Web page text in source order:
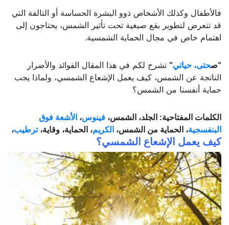
فالأطفال وكذلك الأشخاص ذوو البشرة الحساسة أو التالفة التي
قد تتعرض لتطوير بقع صبغية تحت تأثير الشمس، يحتاجون إلى
اهتمام خاص في مجال الحماية الشمسية.
“صحتى، حياتي“ تشرح لكم في هذا المقال الفوائد والأضرار
الناتجة عن الشمس، كيف يعمل الإشعاع الشمسي، ولماذا يجب
حماية أنفسنا من الشمس؟
الكلمات المفتاحية: الجلد، الشمس، فينوس، الأشعة فوق
البنفسجية، الحماية من الشمس، الكريم، الحماية، وقاية،ترطيب،
كيف يعمل الإشعاع الشمسي؟